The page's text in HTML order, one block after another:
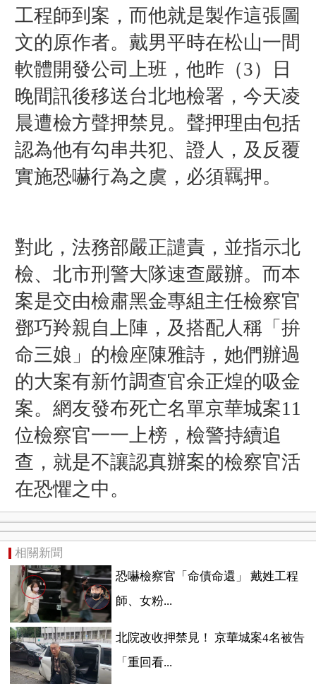
工程師到案，而他就是製作這張圖
文的原作者。戴男平時在松山一間
軟體開發公司上班，他昨（3）日
晚間訊後移送台北地檢署，今天凌
晨遭檢方聲押禁見。 聲押理由包括
認為他有勾串共犯、證人， 及反覆
實施恐嚇行為之虞，必須羈押。
對此，法務部嚴正譴責，並指示北
檢、北市刑警大隊速查嚴辦。而本
案是交由檢肅黑金專組主任檢察官
鄧巧羚親自上陣，及搭配人稱「拚
命三娘」的檢座陳雅詩，她們辦過
的大案有新竹調查官余正煌的吸金
案。網友發布死亡名單京華城案11
位檢察官一一上榜，檢警持續追
查，就是不讓認真辦案的檢察官活
在恐懼之中。
相關新聞
恐嚇檢察官「命債命還」 戴姓工程
師、女粉...
北院改收押禁見！ 京華城案4名被告
「重回看...